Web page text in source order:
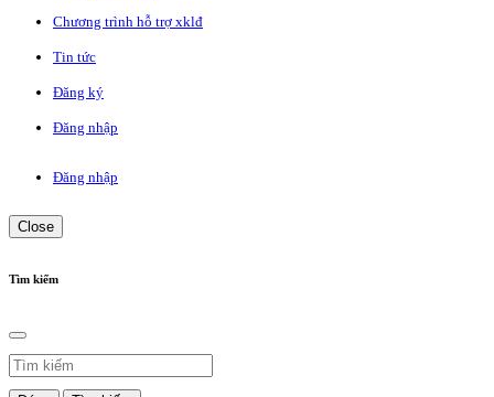
Chương trình hỗ trợ xklđ
Tin tức
Đăng ký
Đăng nhập
Đăng nhập
Close
Tìm kiếm